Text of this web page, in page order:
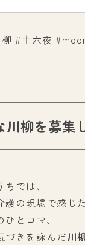
#十六夜
川柳を募集
では、
の現場で感じた
とコマ、
づきを詠んだ川